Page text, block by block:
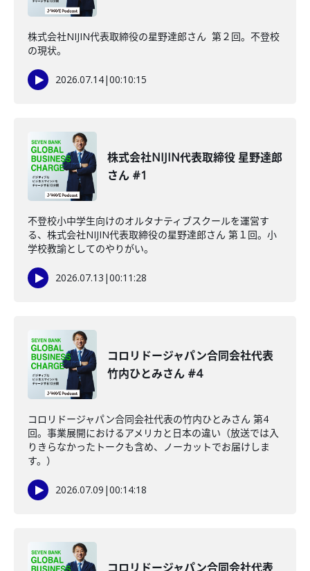
株式会社NIJIN代表取締役の星野達郎さん 第２回。不登校
の現状。
2026.07.14|00:10:15
株式会社NIJIN代表取締役 星野達郎
さん #1
不登校小中学生向けのオルタナティブスクールを運営す
る、株式会社NIJIN代表取締役の星野達郎さん 第１回。小
学校教諭としてのやりがい。
2026.07.13 |00:11:28
コロリドージャパン合同会社代表
竹内ひとみさん #4
コロリドージャパン合同会社代表の竹内ひとみさん 第4
回。事業展開におけるアメリカと日本の違い（放送では入
りきらなかったトークも含め、ノーカットでお届けしま
す。）
2026.07.09 |00:14:18
コロリドージャパン合同会社代表